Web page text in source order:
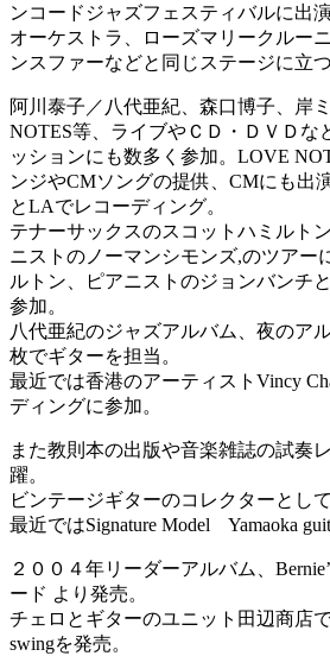
ンコードジャズフェスティバルに出
オーケストラ、ローズマリークルー
ンスファーなどと同じステージに立つ
阿川泰子／八代亜紀、森口博子、岸
NOTES等、ライブやＣＤ・ＤＶＤな
ッションにも数多く参加。LOVE
ンジやCMソングの提供、CMにも出
とLAでレコーディング。
テナーサックスのスコットハミルト
ニストのノーマンシモンズ,のツアー
ルトン、ピアニストのジョンバンチ
参加。
八代亜紀のジャズアルバム、夜のア
枚でギターを担当。
最近では香港のアーティストVincy
ディングに参加。
また教則本の出版や音楽雑誌の試奏
躍。
ビンテージギターのコレクターとして
最近ではSignature Model Yamaoka
２００４年リーダーアルバム、
ード より発売。
チェロとギターのユニット田辺商店で
swingを発売。